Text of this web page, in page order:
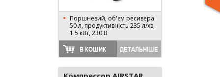
Поршневий, об'єм ресивера
50 л, продуктивність 235 л/хв,
1.5 кВт, 230 В
В КОШИК ДЕТАЛЬНІШЕ